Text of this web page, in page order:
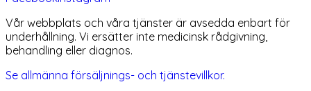
Vår webbplats och våra tjänster är avsedda enbart för
underhållning. Vi ersätter inte medicinsk rådgivning,
behandling eller diagnos.
Se allmänna försäljnings- och tjänstevillkor.